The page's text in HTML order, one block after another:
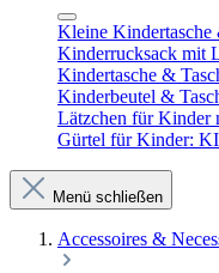
Kleine
Kinderrucksack mit
Kindertasche &
Kinderbeutel &
Lätzchen für
Gürtel für Kinder:
Menü schließen
Accessoires &